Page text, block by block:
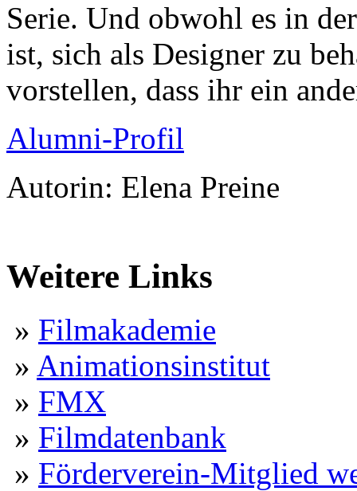
Serie. Und obwohl es in
ist, sich als Designer zu
vorstellen, dass ihr ein
Alumni-Profil
Autorin: Elena Preine
Weitere Links
» Filmakademie
» Animationsinstitut
» FMX
» Filmdatenbank
» Förderverein-Mitglied